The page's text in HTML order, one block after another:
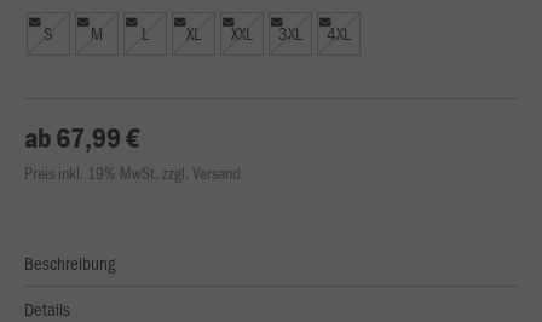
S M L XL XXL 3XL 4XL
ab 67,99 €
Preis inkl. 19% MwSt. zzgl. Versand
Beschreibung
Details